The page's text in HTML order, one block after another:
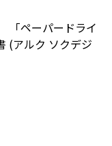
「ペーパードライ
(アルク ソクデジ